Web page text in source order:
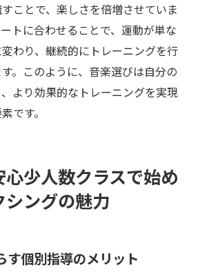
動でも続けやすい理由
びキックボクシングジムで得ら
ルが絆を深める
シングジムで生まれる友情の形
ーニングに与えるモチベーショ
ことで、楽しさを倍増させていま
トに合わせることで、運動が単な
わり、継続的にトレーニングを行
。このように、音楽選びは自分の
より効果的なトレーニングを実現
です。
少人数クラスで始め
ングの魅力
す個別指導のメリット